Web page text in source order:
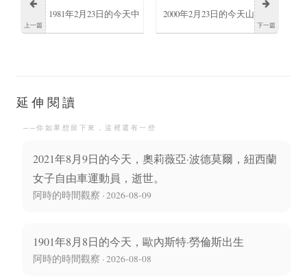
上一篇
1981年2月23日的今天中
下一篇
2000年2月23日的今天山
延伸閱讀
──你如果想留下來，這裡還有一些
2021年8月9日的今天，奧莉薇亞·波德莫爾，紐西蘭
女子自由車運動員，逝世。
阿時的時間觀察 · 2026-08-09
1901年8月8日的今天，歐內斯特·勞倫斯出生
阿時的時間觀察 · 2026-08-08